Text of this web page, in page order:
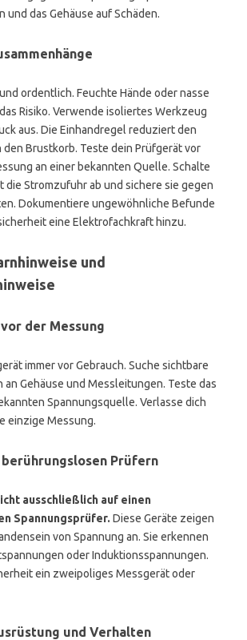
und das Gehäuse auf Schäden.
ordentlich. Feuchte Hände oder nasse
Risiko. Verwende isoliertes Werkzeug
aus. Die Einhandregel reduziert den
den Brustkorb. Teste dein Prüfgerät vor
an einer bekannten Quelle. Schalte
die Stromzufuhr ab und sichere sie gegen
Dokumentiere ungewöhnliche Befunde
eine Elektrofachkraft hinzu.
und
der Messung
immer vor Gebrauch. Suche sichtbare
an Gehäuse und Messleitungen. Teste das
Spannungsquelle. Verlasse dich
einzige Messung.
Prüfern
ausschließlich auf einen
Spannungsprüfer. Diese Geräte zeigen
von Spannung an. Sie erkennen
oder Induktionsspannungen.
ein zweipoliges Messgerät oder
und Verhalten